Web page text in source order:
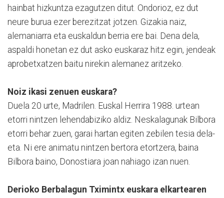
hainbat hizkuntza ezagutzen ditut. Ondorioz, ez dut
neure burua ezer berezitzat jotzen. Gizakia naiz,
alemaniarra eta euskaldun berria ere bai. Dena dela,
aspaldi honetan ez dut asko euskaraz hitz egin, jendeak
aprobetxatzen baitu nirekin alemanez aritzeko.
Noiz ikasi zenuen euskara?
Duela 20 urte, Madrilen. Euskal Herrira 1988. urtean
etorri nintzen lehendabiziko aldiz. Neskalagunak Bilbora
etorri behar zuen, garai hartan egiten zebilen tesia dela-
eta. Ni ere animatu nintzen bertora etortzera, baina
Bilbora baino, Donostiara joan nahiago izan nuen.
Derioko Berbalagun Tximintx euskara elkartearen